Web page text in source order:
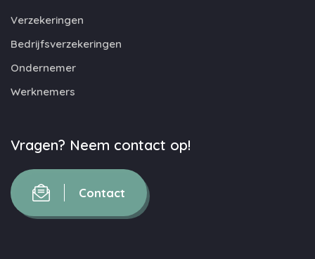
Verzekeringen
Bedrijfsverzekeringen
Ondernemer
Werknemers
Vragen? Neem contact op!
Contact